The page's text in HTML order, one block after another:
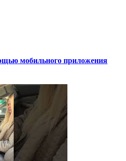
мобильного приложения